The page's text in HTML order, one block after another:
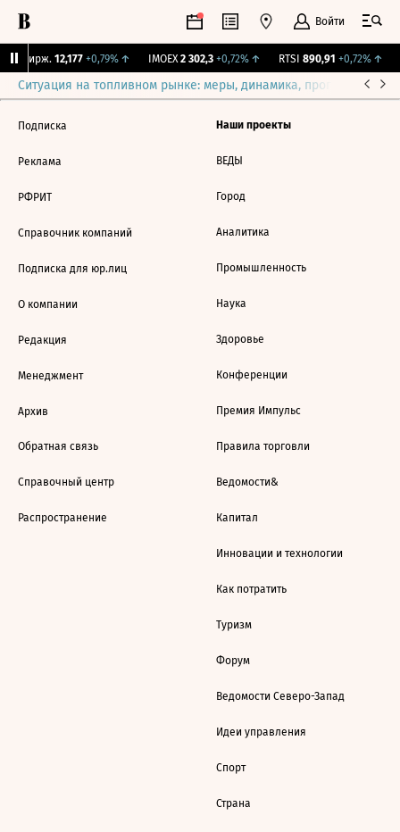
Войти
Бирж. 12,177 +0,79%↑ IMOEX 2 302,3 +0,72%↑ RTSI 890,91 +0,72%↑
Ситуация на топливном рынке: меры, динамика, прогнозы
Подписка
Реклама
РФРИТ
Справочник компаний
Подписка для юр.лиц
О компании
Редакция
Менеджмент
Архив
Обратная связь
Справочный центр
Распространение
Наши проекты
ВЕДЫ
Город
Аналитика
Промышленность
Наука
Здоровье
Конференции
Премия Импульс
Правила торговли
Ведомости&
Капитал
Инновации и технологии
Как потратить
Туризм
Форум
Ведомости Северо-Запад
Идеи управления
Спорт
Страна